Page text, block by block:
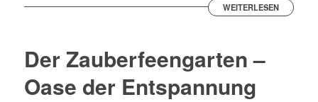
WEITERLESEN
Der Zauberfeengarten –
Oase der Entspannung